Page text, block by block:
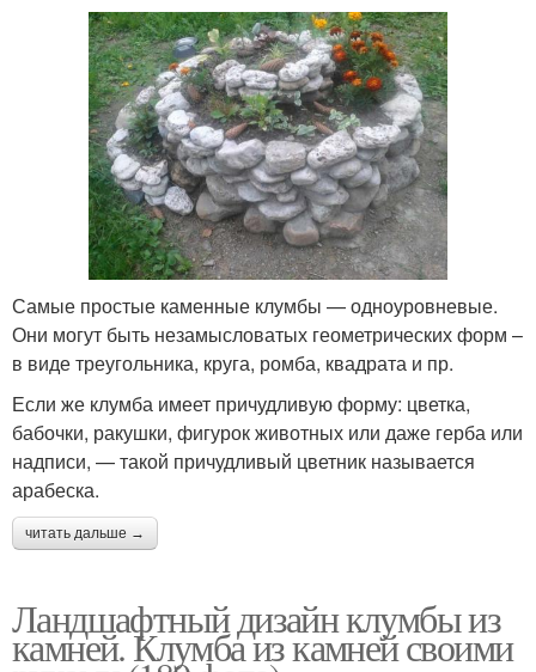
Самые простые каменные клумбы — одноуровневые.
Они могут быть незамысловатых геометрических форм –
в виде треугольника, круга, ромба, квадрата и пр.
Если же клумба имеет причудливую форму: цветка,
бабочки, ракушки, фигурок животных или даже герба или
надписи, — такой причудливый цветник называется
арабеска.
читать дальше →
Ландшафтный дизайн клумбы из
камней. Клумба из камней своими